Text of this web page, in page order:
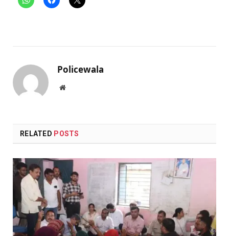
Policewala
Website
RELATED POSTS